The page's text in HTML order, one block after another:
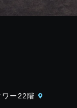
ー22階